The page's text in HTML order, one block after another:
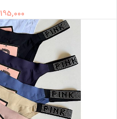
195,000